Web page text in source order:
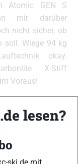
Atomic GEN S
mir darüber
nicht sicher, ob
soll. Wiege 94 kg
okay.
X-Stiff
Voraus!
der Nordischen
lesen?